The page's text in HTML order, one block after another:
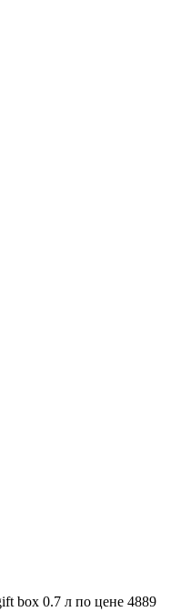
box 0.7 л по цене 4889